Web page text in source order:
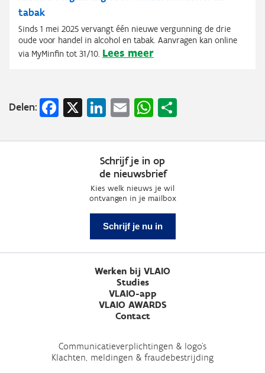
tabak
Sinds 1 mei 2025 vervangt één nieuwe vergunning de drie
oude voor handel in alcohol en tabak. Aanvragen kan online
via MyMinfin tot 31/10. Lees meer
Delen: Facebook
X LinkedIn
EmailWhatsApp
Schrijf je in op
de nieuwsbrief
Kies welk nieuws je wil
ontvangen in je mailbox
Schrijf je nu in
Werken bij VLAIO
Studies
VLAIO-app
VLAIO AWARDS
Contact
Communicatieverplichtingen & logo's
Klachten, meldingen & fraudebestrijding